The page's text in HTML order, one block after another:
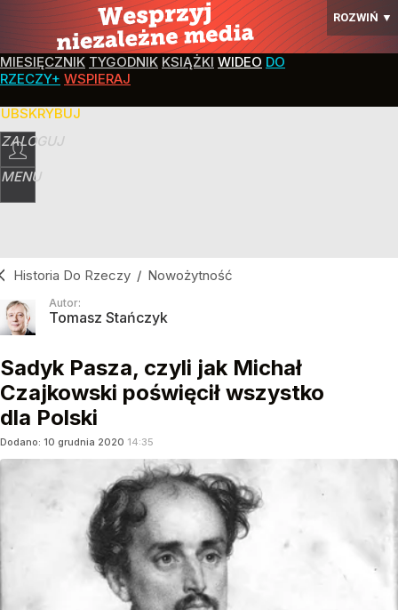
ROZWIŃ ▼
MIESIĘCZNIK TYGODNIK KSIĄŻKI WIDEO DO
RZECZY+ WSPIERAJ
ZALOGUJ
MENU
Historia Do Rzeczy / Nowożytność
Autor:
Tomasz Stańczyk
Sadyk Pasza, czyli jak Michał
Czajkowski poświęcił wszystko
dla Polski
Dodano: 10 grudnia 2020 14:35